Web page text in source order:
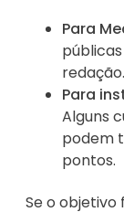
Para
redação.
Para
Alguns
podem
pontos.
Se o